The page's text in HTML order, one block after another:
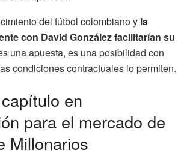
del fútbol colombiano y la
con David González facilitarían su
una apuesta, es una posibilidad con
condiciones contractuales lo permiten.
en
para el mercado de
Millonarios